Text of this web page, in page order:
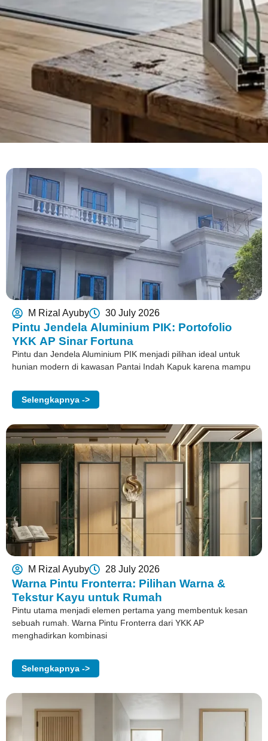
M Rizal Ayuby 30 July 2026
Pintu Jendela Aluminium PIK: Portofolio
YKK AP Sinar Fortuna
Pintu dan Jendela Aluminium PIK menjadi pilihan ideal untuk
hunian modern di kawasan Pantai Indah Kapuk karena mampu
Selengkapnya ->
M Rizal Ayuby 28 July 2026
Warna Pintu Fronterra: Pilihan Warna &
Tekstur Kayu untuk Rumah
Pintu utama menjadi elemen pertama yang membentuk kesan
sebuah rumah. Warna Pintu Fronterra dari YKK AP
menghadirkan kombinasi
Selengkapnya ->